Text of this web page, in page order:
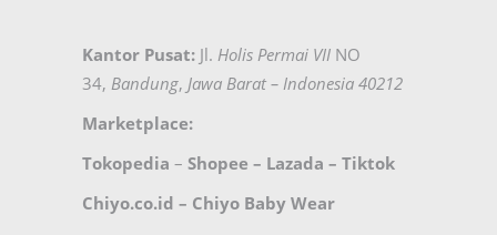
Kantor Pusat: Jl. Holis Permai VII NO
34, Bandung, Jawa Barat – Indonesia 40212
Marketplace:
Tokopedia – Shopee – Lazada – Tiktok
Chiyo.co.id – Chiyo Baby Wear